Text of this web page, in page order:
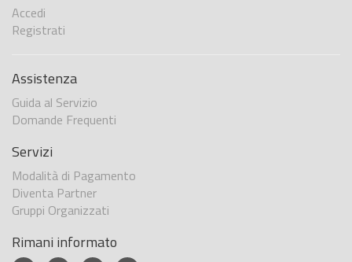
Accedi
Registrati
Assistenza
Guida al Servizio
Domande Frequenti
Servizi
Modalità di Pagamento
Diventa Partner
Gruppi Organizzati
Rimani informato